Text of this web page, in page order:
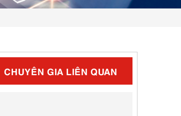
CHUYÊN GIA LIÊN QUAN